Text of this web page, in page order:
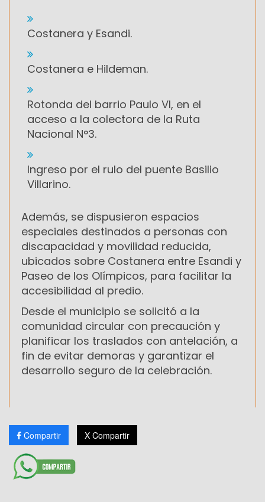
Costanera y Esandi.
Costanera e Hildeman.
Rotonda del barrio Paulo VI, en el
acceso a la colectora de la Ruta
Nacional N°3.
Ingreso por el rulo del puente Basilio
Villarino.
Además, se dispusieron espacios
especiales destinados a personas con
discapacidad y movilidad reducida,
ubicados sobre Costanera entre Esandi y
Paseo de los Olímpicos, para facilitar la
accesibilidad al predio.
Desde el municipio se solicitó a la
comunidad circular con precaución y
planificar los traslados con antelación, a
fin de evitar demoras y garantizar el
desarrollo seguro de la celebración.
Compartir X Compartir